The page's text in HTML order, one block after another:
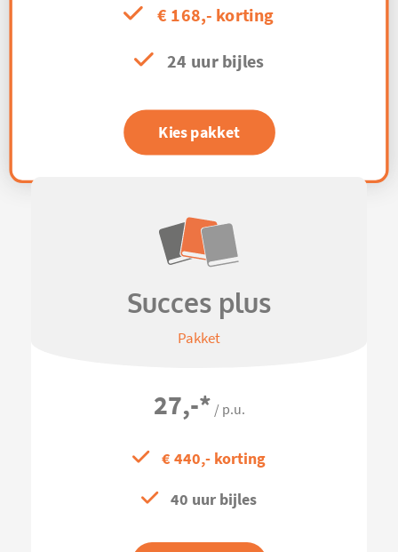
€ 168,- korting
24 uur bijles
Kies pakket
Succes plus
Pakket
27,-* / p.u.
€ 440,- korting
40 uur bijles